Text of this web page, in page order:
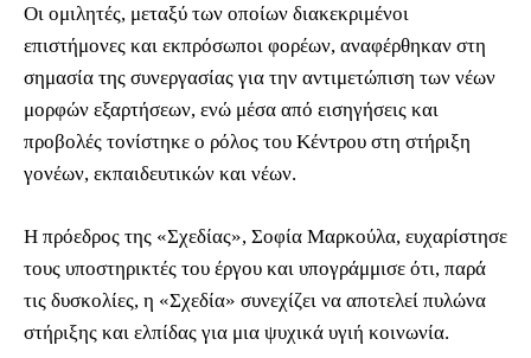
Οι ομιλητές, μεταξύ των οποίων διακεκριμένοι
επιστήμονες και εκπρόσωποι φορέων, αναφέρθηκαν στη
σημασία της συνεργασίας για την αντιμετώπιση των νέων
μορφών εξαρτήσεων, ενώ μέσα από εισηγήσεις και
προβολές τονίστηκε ο ρόλος του Κέντρου στη στήριξη
γονέων, εκπαιδευτικών και νέων.
Η πρόεδρος της «Σχεδίας», Σοφία Μαρκούλα, ευχαρίστησε
τους υποστηρικτές του έργου και υπογράμμισε ότι, παρά
τις δυσκολίες, η «Σχεδία» συνεχίζει να αποτελεί πυλώνα
στήριξης και ελπίδας για μια ψυχικά υγιή κοινωνία.